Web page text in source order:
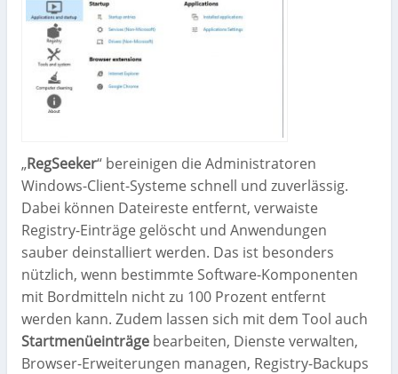
„RegSeeker“ bereinigen die Administratoren
Windows-Client-Systeme schnell und zuverlässig.
Dabei können Dateireste entfernt, verwaiste
Registry-Einträge gelöscht und Anwendungen
sauber deinstalliert werden. Das ist besonders
nützlich, wenn bestimmte Software-Komponenten
mit Bordmitteln nicht zu 100 Prozent entfernt
werden kann. Zudem lassen sich mit dem Tool auch
Startmenüeinträge bearbeiten, Dienste verwalten,
Browser-Erweiterungen managen, Registry-Backups